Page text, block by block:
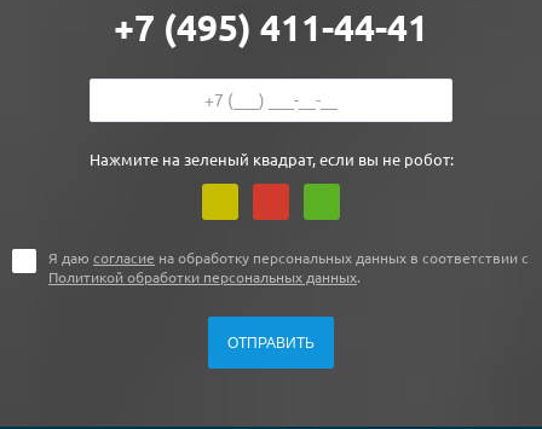
+7 (495) 411-44-41
Нажмите на зеленый квадрат, если вы не робот:
Я даю согласие на обработку персональных данных в соответствии с
Политикой обработки персональных данных.